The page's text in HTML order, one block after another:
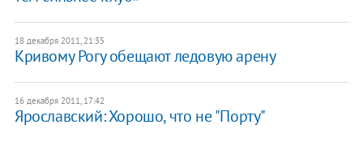
18 декабря 2011, 21:35
Кривому Рогу обещают ледовую арену
16 декабря 2011, 17:42
Ярославский: Хорошо, что не "Порту"